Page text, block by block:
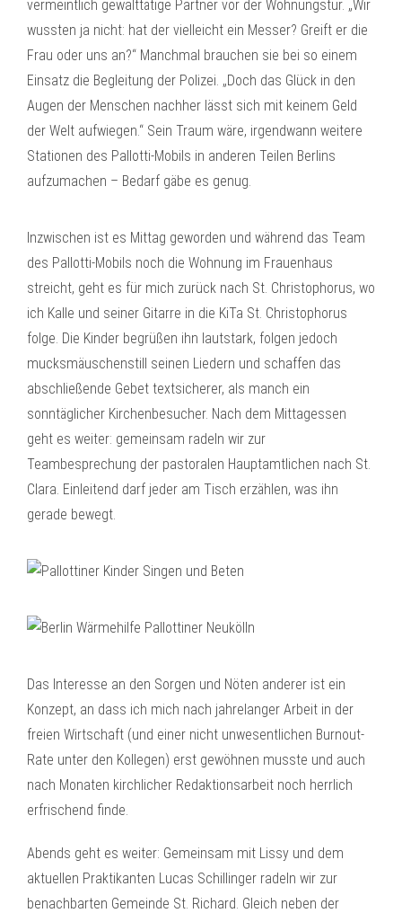
vermeintlich gewalttätige Partner vor der Wohnungstür. „Wir
wussten ja nicht: hat der vielleicht ein Messer? Greift er die
Frau oder uns an?“ Manchmal brauchen sie bei so einem
Einsatz die Begleitung der Polizei. „Doch das Glück in den
Augen der Menschen nachher lässt sich mit keinem Geld
der Welt aufwiegen.“ Sein Traum wäre, irgendwann weitere
Stationen des Pallotti-Mobils in anderen Teilen Berlins
aufzumachen – Bedarf gäbe es genug.
Inzwischen ist es Mittag geworden und während das Team
des Pallotti-Mobils noch die Wohnung im Frauenhaus
streicht, geht es für mich zurück nach St. Christophorus, wo
ich Kalle und seiner Gitarre in die KiTa St. Christophorus
folge. Die Kinder begrüßen ihn lautstark, folgen jedoch
mucksmäuschenstill seinen Liedern und schaffen das
abschließende Gebet textsicherer, als manch ein
sonntäglicher Kirchenbesucher. Nach dem Mittagessen
geht es weiter: gemeinsam radeln wir zur
Teambesprechung der pastoralen Hauptamtlichen nach St.
Clara. Einleitend darf jeder am Tisch erzählen, was ihn
gerade bewegt.
Das Interesse an den Sorgen und Nöten anderer ist ein
Konzept, an dass ich mich nach jahrelanger Arbeit in der
freien Wirtschaft (und einer nicht unwesentlichen Burnout-
Rate unter den Kollegen) erst gewöhnen musste und auch
nach Monaten kirchlicher Redaktionsarbeit noch herrlich
erfrischend finde.
Abends geht es weiter: Gemeinsam mit Lissy und dem
aktuellen Praktikanten Lucas Schillinger radeln wir zur
benachbarten Gemeinde St. Richard. Gleich neben der